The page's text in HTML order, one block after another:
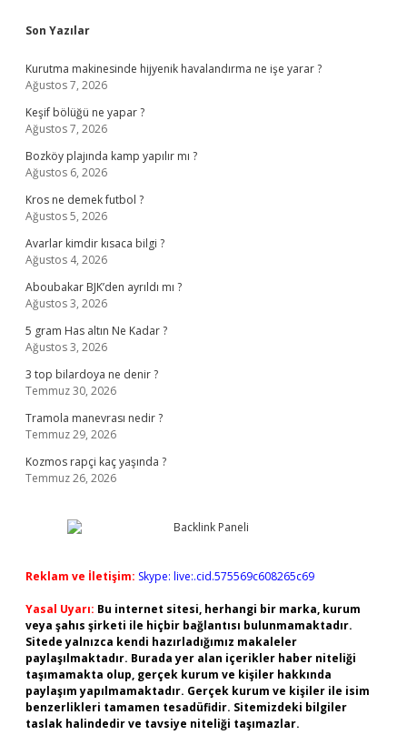
Sidebar
Son Yazılar
Kurutma makinesinde hijyenik havalandırma ne işe yarar ?
Ağustos 7, 2026
Keşif bölüğü ne yapar ?
Ağustos 7, 2026
Bozköy plajında kamp yapılır mı ?
Ağustos 6, 2026
Kros ne demek futbol ?
Ağustos 5, 2026
Avarlar kimdir kısaca bilgi ?
Ağustos 4, 2026
Aboubakar BJK’den ayrıldı mı ?
Ağustos 3, 2026
5 gram Has altın Ne Kadar ?
Ağustos 3, 2026
3 top bilardoya ne denir ?
Temmuz 30, 2026
Tramola manevrası nedir ?
Temmuz 29, 2026
Kozmos rapçi kaç yaşında ?
Temmuz 26, 2026
Reklam ve İletişim: Skype: live:.cid.575569c608265c69
Yasal Uyarı: Bu internet sitesi, herhangi bir marka, kurum
veya şahıs şirketi ile hiçbir bağlantısı bulunmamaktadır.
Sitede yalnızca kendi hazırladığımız makaleler
paylaşılmaktadır. Burada yer alan içerikler haber niteliği
taşımamakta olup, gerçek kurum ve kişiler hakkında
paylaşım yapılmamaktadır. Gerçek kurum ve kişiler ile isim
benzerlikleri tamamen tesadüfidir. Sitemizdeki bilgiler
taslak halindedir ve tavsiye niteliği taşımazlar.